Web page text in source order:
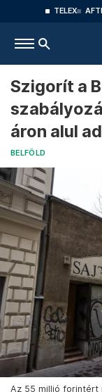
TELEX
Szigorít a
áron alul
BELFÖLD
Az 55 millió forintért